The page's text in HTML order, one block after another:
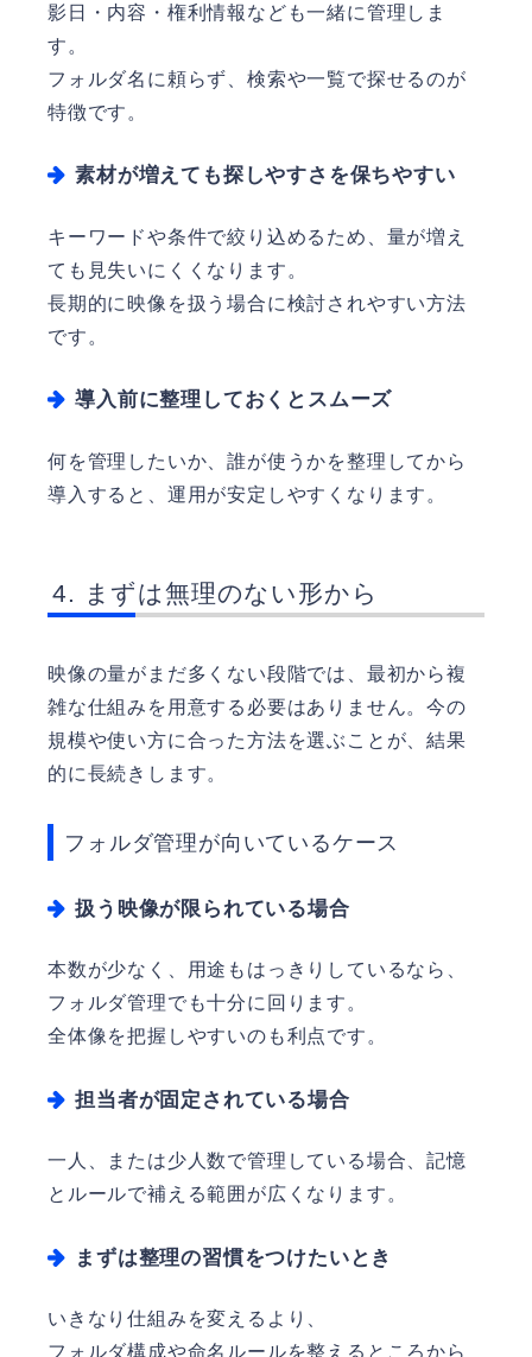
影日・内容・権利情報なども一緒に管理しま
す。
フォルダ名に頼らず、検索や一覧で探せるのが
特徴です。
素材が増えても探しやすさを保ちやすい
キーワードや条件で絞り込めるため、量が増え
ても見失いにくくなります。
長期的に映像を扱う場合に検討されやすい方法
です。
導入前に整理しておくとスムーズ
何を管理したいか、誰が使うかを整理してから
導入すると、運用が安定しやすくなります。
まずは無理のない形から
映像の量がまだ多くない段階では、最初から複
雑な仕組みを用意する必要はありません。今の
規模や使い方に合った方法を選ぶことが、結果
的に長続きします。
フォルダ管理が向いているケース
扱う映像が限られている場合
本数が少なく、用途もはっきりしているなら、
フォルダ管理でも十分に回ります。
全体像を把握しやすいのも利点です。
担当者が固定されている場合
一人、または少人数で管理している場合、記憶
とルールで補える範囲が広くなります。
まずは整理の習慣をつけたいとき
いきなり仕組みを変えるより、
フォルダ構成や命名ルールを整えるところから